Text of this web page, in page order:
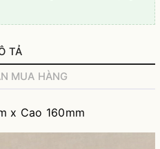
TẢ
MUA HÀNG
x Cao 160mm